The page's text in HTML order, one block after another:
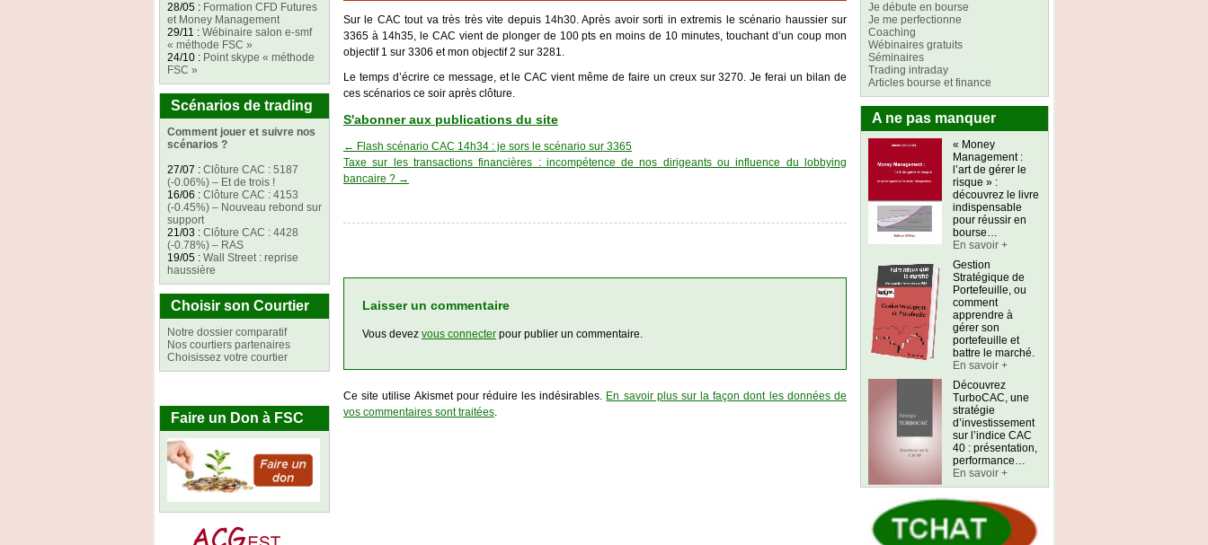
28/05 : Formation CFD Futures
et Money Management
29/11 : Wébinaire salon e-smf
« méthode FSC »
24/10 : Point skype « méthode
FSC »
Scénarios de trading
Comment jouer et suivre nos
scénarios ?
27/07 : Clôture CAC : 5187
(-0.06%) – Et de trois !
16/06 : Clôture CAC : 4153
(-0.45%) – Nouveau rebond sur
support
21/03 : Clôture CAC : 4428
(-0.78%) – RAS
19/05 : Wall Street : reprise
haussière
Choisir son Courtier
Notre dossier comparatif
Nos courtiers partenaires
Choisissez votre courtier
Faire un Don à FSC
Sur le CAC tout va très très vite depuis 14h30. Après avoir sorti in extremis le scénario haussier sur
3365 à 14h35, le CAC vient de plonger de 100 pts en moins de 10 minutes, touchant d’un coup mon
objectif 1 sur 3306 et mon objectif 2 sur 3281.
Le temps d’écrire ce message, et le CAC vient même de faire un creux sur 3270. Je ferai un bilan de
ces scénarios ce soir après clôture.
S'abonner aux publications du site
← Flash scénario CAC 14h34 : je sors le scénario sur 3365
Taxe sur les transactions financières : incompétence de nos dirigeants ou influence du lobbying
bancaire ? →
Laisser un commentaire
Vous devez vous connecter pour publier un commentaire.
Ce site utilise Akismet pour réduire les indésirables. En savoir plus sur la façon dont les données de
vos commentaires sont traitées.
Je débute en bourse
Je me perfectionne
Coaching
Wébinaires gratuits
Séminaires
Trading intraday
Articles bourse et finance
A ne pas manquer
« Money
Management :
l’art de gérer le
risque » :
découvrez le livre
indispensable
pour réussir en
bourse…
En savoir +
Gestion
Stratégique de
Portefeuille, ou
comment
apprendre à
gérer son
portefeuille et
battre le marché.
En savoir +
Découvrez
TurboCAC, une
stratégie
d’investissement
sur l’indice CAC
40 : présentation,
performance…
En savoir +